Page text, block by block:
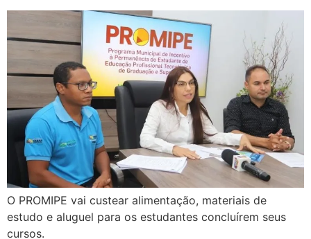
O PROMIPE vai custear alimentação, materiais de
estudo e aluguel para os estudantes concluírem seus
cursos.